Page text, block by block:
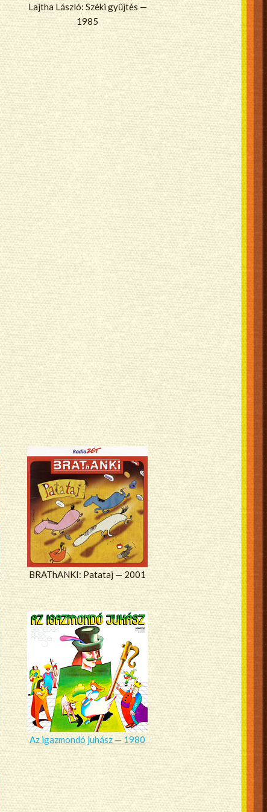
Lajtha László: Széki gyűjtés —
1985
BRAThANKI: Patataj — 2001
Az igazmondó juhász — 1980